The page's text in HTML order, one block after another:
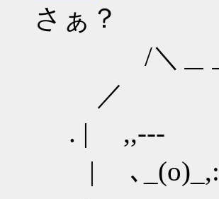
さぁ？
/＼＿＿
／
. | ,,-‐‐
| ､_(o)_,: